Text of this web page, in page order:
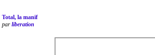
Total, la manif
par liberation